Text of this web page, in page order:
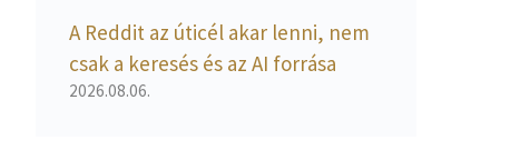
A Reddit az úticél akar lenni, nem
csak a keresés és az AI forrása
2026.08.06.